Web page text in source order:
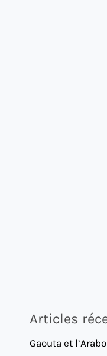
Articles
Gaouta et